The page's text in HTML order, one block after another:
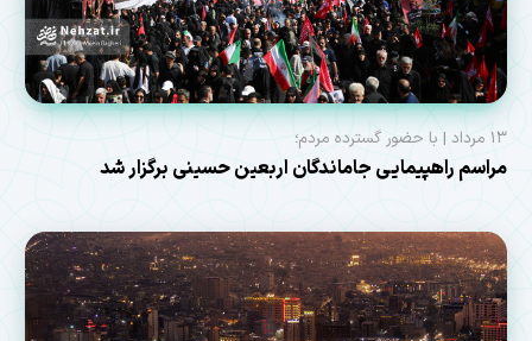
۱۳ مرداد | با حضور گسترده مردم؛
مراسم راهپیمایی جاماندگان اربعین حسینی برگزار شد